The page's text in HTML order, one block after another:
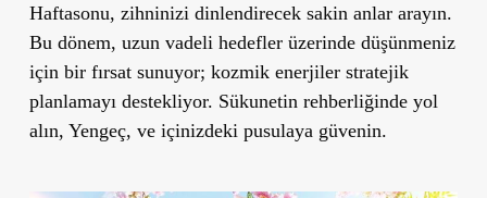
Haftasonu, zihninizi dinlendirecek sakin anlar arayın.
Bu dönem, uzun vadeli hedefler üzerinde düşünmeniz
için bir fırsat sunuyor; kozmik enerjiler stratejik
planlamayı destekliyor. Sükunetin rehberliğinde yol
alın, Yengeç, ve içinizdeki pusulaya güvenin.